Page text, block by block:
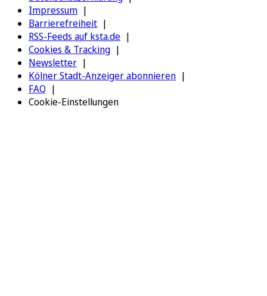
Impressum
Barrierefreiheit
RSS-Feeds auf ksta.de
Cookies & Tracking
Newsletter
Kölner Stadt-Anzeiger abonnieren
FAQ
Cookie-Einstellungen